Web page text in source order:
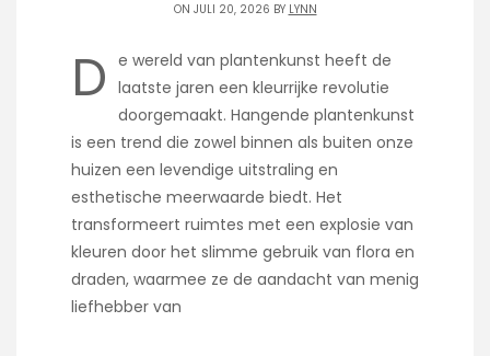
ON JULI 20, 2026 BY LYNN
D e wereld van plantenkunst heeft de
laatste jaren een kleurrijke revolutie
doorgemaakt. Hangende plantenkunst
is een trend die zowel binnen als buiten onze
huizen een levendige uitstraling en
esthetische meerwaarde biedt. Het
transformeert ruimtes met een explosie van
kleuren door het slimme gebruik van flora en
draden, waarmee ze de aandacht van menig
liefhebber van